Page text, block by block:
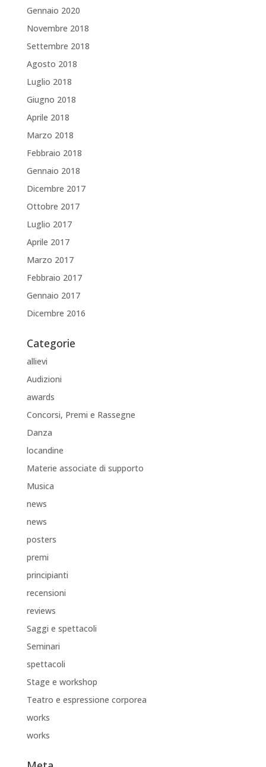
Gennaio 2020
Novembre 2018
Settembre 2018
Agosto 2018
Luglio 2018
Giugno 2018
Aprile 2018
Marzo 2018
Febbraio 2018
Gennaio 2018
Dicembre 2017
Ottobre 2017
Luglio 2017
Aprile 2017
Marzo 2017
Febbraio 2017
Gennaio 2017
Dicembre 2016
Categorie
allievi
Audizioni
awards
Concorsi, Premi e Rassegne
Danza
locandine
Materie associate di supporto
Musica
news
news
posters
premi
principianti
recensioni
reviews
Saggi e spettacoli
Seminari
spettacoli
Stage e workshop
Teatro e espressione corporea
works
works